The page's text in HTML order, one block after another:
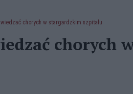
chorych w stargardzkim szpitalu
chorych